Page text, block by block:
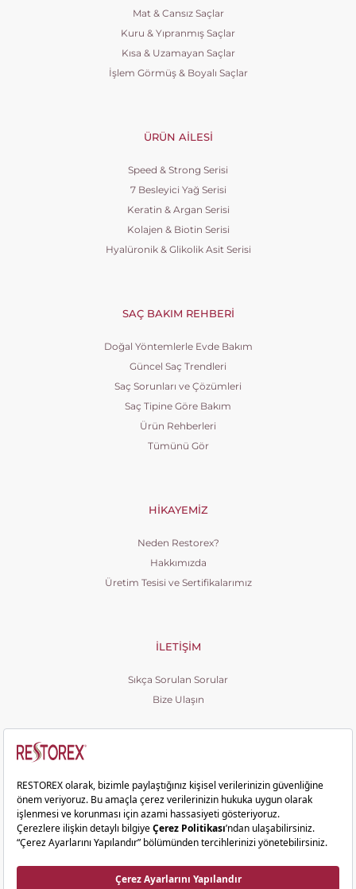
Mat & Cansız Saçlar
Kuru & Yıpranmış Saçlar
Kısa & Uzamayan Saçlar
İşlem Görmüş & Boyalı Saçlar
ÜRÜN AILESI
Speed & Strong Serisi
7 Besleyici Yağ Serisi
Keratin & Argan Serisi
Kolajen & Biotin Serisi
Hyalüronik & Glikolik Asit Serisi
SAÇ BAKIM REHBERI
Doğal Yöntemlerle Evde Bakım
Güncel Saç Trendleri
Saç Sorunları ve Çözümleri
Saç Tipine Göre Bakım
Ürün Rehberleri
Tümünü Gör
HIKAYEMIZ
Neden Restorex?
Hakkımızda
Üretim Tesisi ve Sertifikalarımız
İLETIŞIM
Sıkça Sorulan Sorular
Bize Ulaşın
Copyright © 2026 Restorex. Tüm hakları saklıdır.
KVKK